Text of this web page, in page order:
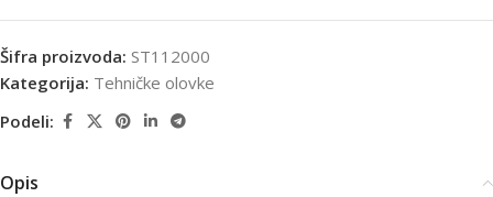
Šifra proizvoda: ST112000
Kategorija: Tehničke olovke
Podeli:
Opis